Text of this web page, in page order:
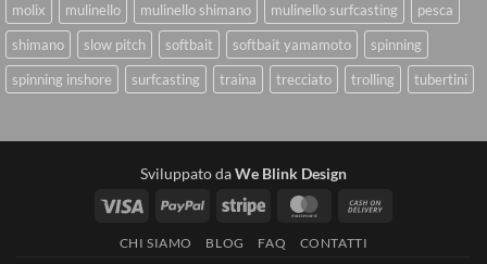
molix
mulinello mulinello shimano mulinello surfcasting
pesca
shimano
slow pitch softbait softbait yamamoto
spinning
spinning inshore
surfcasting traina trecciato trolling tubertini
Sviluppato daWe Blink Design
Visa
PayPal Stripe MasterCard
CHI SIAMO BLOG FAQ CONTATTI